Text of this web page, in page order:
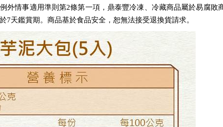
外情事適用準則第2條第一項，鼎泰豐冷凍、冷藏商品屬於易腐敗
7天鑑賞期。商品基於食品安全，恕無法接受退換貨請求。